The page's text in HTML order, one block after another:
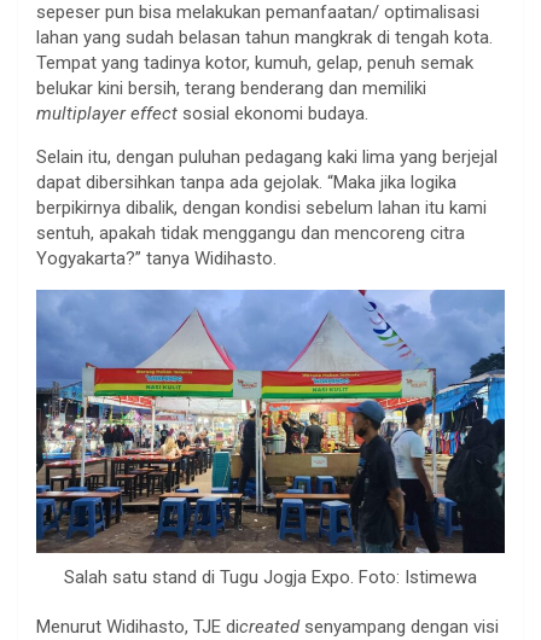
sepeser pun bisa melakukan pemanfaatan/ optimalisasi
lahan yang sudah belasan tahun mangkrak di tengah kota.
Tempat yang tadinya kotor, kumuh, gelap, penuh semak
belukar kini bersih, terang benderang dan memiliki
multiplayer effect sosial ekonomi budaya.
Selain itu, dengan puluhan pedagang kaki lima yang berjejal
dapat dibersihkan tanpa ada gejolak. “Maka jika logika
berpikirnya dibalik, dengan kondisi sebelum lahan itu kami
sentuh, apakah tidak menggangu dan mencoreng citra
Yogyakarta?” tanya Widihasto.
Salah satu stand di Tugu Jogja Expo. Foto: Istimewa
Menurut Widihasto, TJE dicreatedsenyampang dengan visi